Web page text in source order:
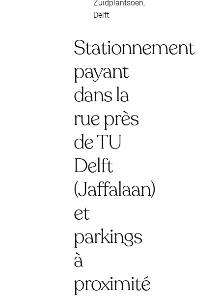
Zuidplantsoen,
Delft
Stationnement
payant
dans la
rue près
de TU
Delft
(Jaffalaan)
et
parkings
à
proximité